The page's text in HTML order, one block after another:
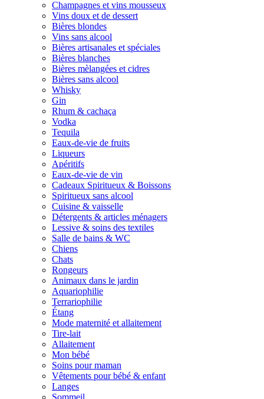
Champagnes et vins mousseux
Vins doux et de dessert
Bières blondes
Vins sans alcool
Bières artisanales et spéciales
Bières blanches
Bières mèlangées et cidres
Bières sans alcool
Whisky
Gin
Rhum & cachaça
Vodka
Tequila
Eaux-de-vie de fruits
Liqueurs
Apéritifs
Eaux-de-vie de vin
Cadeaux Spiritueux & Boissons
Spiritueux sans alcool
Cuisine & vaisselle
Détergents & articles ménagers
Lessive & soins des textiles
Salle de bains & WC
Chiens
Chats
Rongeurs
Animaux dans le jardin
Aquariophilie
Terrariophilie
Étang
Mode maternité et allaitement
Tire-lait
Allaitement
Mon bébé
Soins pour maman
Vêtements pour bébé & enfant
Langes
Sommeil